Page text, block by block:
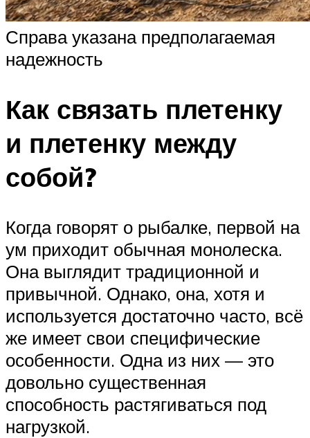
Справа указана предполагаемая
надежность
Как связать плетенку
и плетенку между
собой?
Когда говорят о рыбалке, первой на
ум приходит обычная монолеска.
Она выглядит традиционной и
привычной. Однако, она, хотя и
используется достаточно часто, всё
же имеет свои специфические
особенности. Одна из них — это
довольно существенная
способность растягиваться под
нагрузкой.